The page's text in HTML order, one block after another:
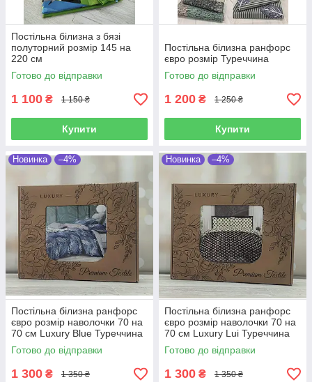
Постільна білизна з бязі
полуторний розмір 145 на
220 см
Готово до відправки
1 100 ₴ 1 150 ₴
Купити
Постільна білизна ранфорс
євро розмір Туреччина
Готово до відправки
1 200 ₴ 1 250 ₴
Купити
Новинка –4%
Постільна білизна ранфорс
євро розмір наволочки 70 на
70 см Luxury Blue Туреччина
Готово до відправки
1 300 ₴ 1 350 ₴
Новинка –4%
Постільна білизна ранфорс
євро розмір наволочки 70 на
70 см Luxury Lui Туреччина
Готово до відправки
1 300 ₴ 1 350 ₴